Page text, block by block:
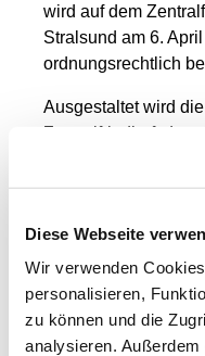
Diese Webseite
Wir verwenden
personalisieren,
zu können und die
analysieren.
wird auf dem
Stralsund am 6.
ordnungsrechtlich
Ausgestaltet wird
Zentralfriedhof, dem
Mariengemeinde,
wird die
Frau Kristin Löper
Während der
verstorbenen